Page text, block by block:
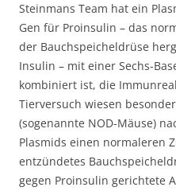
Steinmans Team hat ein
Gen für Proinsulin – das
der Bauchspeicheldrüse
Insulin – mit einer Sechs-
kombiniert ist, die
Tierversuch wiesen
(sogenannte NOD-Mäuse)
Plasmids einen normaleren
entzündetes
gegen Proinsulin gerichtete